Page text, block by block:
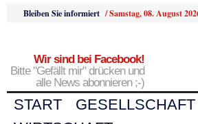
Bleiben Sie informiert /Samstag, 08. August
Wir sind bei Facebook!
Bitte "Gefällt mir" drücken und
alle News abonnieren ;-)
START GESELLSCHAFT